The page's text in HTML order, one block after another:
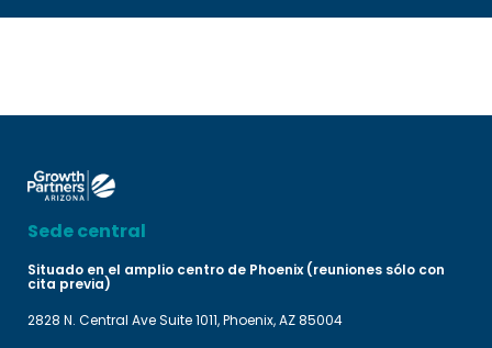
Sede central
Situado en el amplio centro de Phoenix (reuniones sólo con
cita previa)
2828 N. Central Ave Suite 1011, Phoenix, AZ 85004